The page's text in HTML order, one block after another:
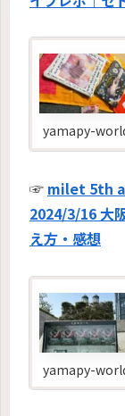
yamapy-
☞ milet 5th
2024/3/16 大
え方・感想
yamapy-